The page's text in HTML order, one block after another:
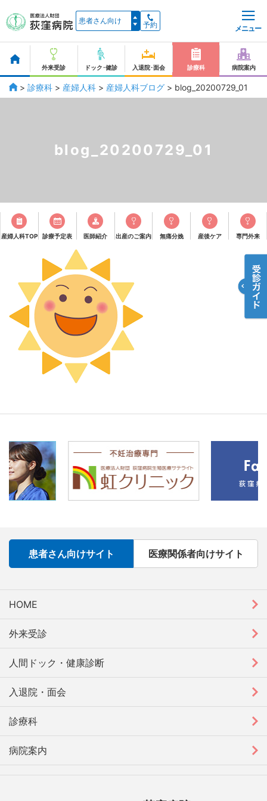
予約 メニュー
外来受診 ドック･健診 入退院･面会 診療科 病院案内
> 診療科 > 産婦人科 > 産婦人科ブログ > blog_20200729_01
blog_20200729_01
産婦人科TOP 診療予定表 医師紹介 出産のご案内 無痛分娩 産後ケア 専門外来
患者さん向けサイト 医療関係者向けサイト
HOME
外来受診
人間ドック・健康診断
入退院・面会
診療科
病院案内